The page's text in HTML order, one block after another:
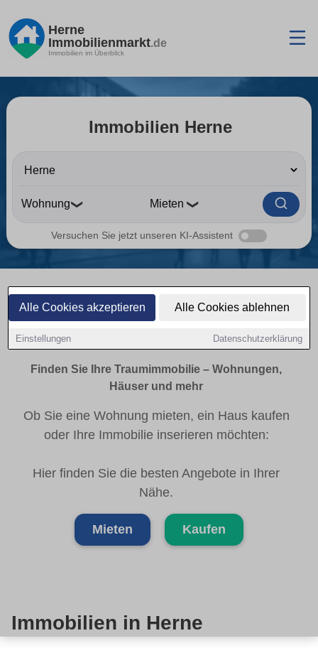
Alle Cookies akzeptieren Alle Cookies ablehnen
Einstellungen Datenschutzerklärung
Herne
Immobilienmarkt.de
Immobilien im Überblick
Immobilien Herne
❯ ❯
Versuchen Sie jetzt unseren KI-Assistent
Herne Immobilienmarkt
Finden Sie Ihre Traumimmobilie – Wohnungen,
Häuser und mehr
Ob Sie eine Wohnung mieten, ein Haus kaufen
oder Ihre Immobilie inserieren möchten:
Hier finden Sie die besten Angebote in Ihrer
Nähe.
Mieten Kaufen
Immobilien in Herne